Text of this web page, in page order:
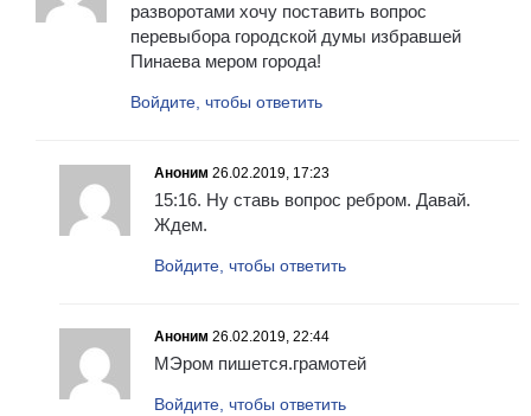
разворотами хочу поставить вопрос
перевыбора городской думы избравшей
Пинаева мером города!
Войдите, чтобы ответить
Аноним 26.02.2019, 17:23
15:16. Ну ставь вопрос ребром. Давай.
Ждем.
Войдите, чтобы ответить
Аноним 26.02.2019, 22:44
МЭром пишется.грамотей
Войдите, чтобы ответить